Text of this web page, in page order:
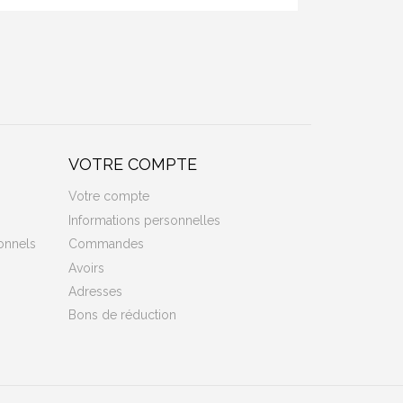
VOTRE COMPTE
Votre compte
Informations personnelles
Commandes
Avoirs
Adresses
Bons de réduction